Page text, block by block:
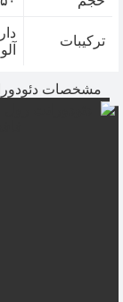
ترکیبات
مشخصات